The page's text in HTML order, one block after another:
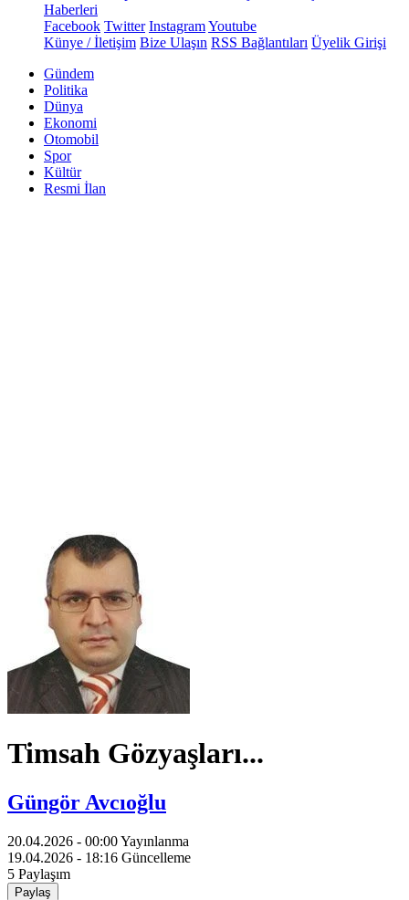
Haberleri
Facebook Twitter InstagramYoutube
Künye / İletişim Bize Ulaşın RSS Bağlantıları Üyelik Girişi
Gündem
Politika
Dünya
Ekonomi
Otomobil
Spor
Kültür
Resmi İlan
Timsah Gözyaşları...
Güngör Avcıoğlu
20.04.2026 - 00:00Yayınlanma
19.04.2026 - 18:16 Güncelleme
5 Paylaşım
Paylaş